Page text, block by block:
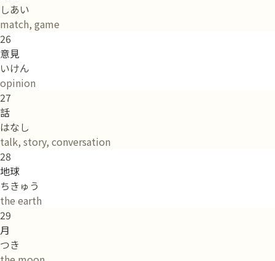
しあい
match, game
26
意見
いけん
opinion
27
話
はなし
talk, story, conversation
28
地球
ちきゅう
the earth
29
月
つき